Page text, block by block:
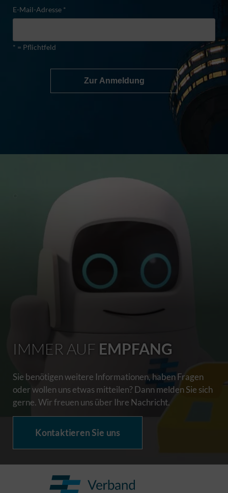
E-Mail-Adresse *
* = Pflichtfeld
Zur Anmeldung
IMMER AUF EMPFANG
Sie benötigen weitere Informationen, haben Fragen
oder wollen uns etwas mitteilen? Dann melden Sie sich
gerne. Wir freuen uns über Ihre Nachricht.
Kontaktieren Sie uns